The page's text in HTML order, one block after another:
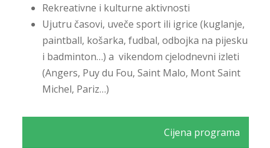
Rekreativne i kulturne aktivnosti
Ujutru časovi, uveče sport ili igrice (kuglanje,
paintball, košarka, fudbal, odbojka na pijesku
i badminton…) a vikendom cjelodnevni izleti
(Angers, Puy du Fou, Saint Malo, Mont Saint
Michel, Pariz…)
Cijena programa